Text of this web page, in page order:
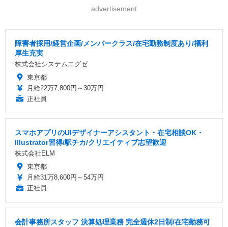
advertisement
障害者採用/経営企画/メンバークラス/在宅勤務制度あり/福利
厚生充実
株式会社システムエグゼ
東京都
月給22万7,800円～30万円
正社員
スマホアプリのUIデザイナーアシスタント・在宅相談OK・
Illustrator習得/駅チカ/クリエイティブ志望歓迎
株式会社ELM
東京都
月給31万8,600円～54万円
正社員
会計事務所スタッフ 決算処理業務 完全週休2日制/在宅勤務可